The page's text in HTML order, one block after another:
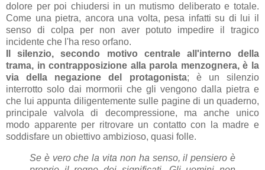
dolore per poi chiudersi in un mutismo deliberato e totale.
Come una pietra, ancora una volta, pesa infatti su di lui il
senso di colpa per non aver potuto impedire il tragico
incidente che l'ha reso orfano.
Il silenzio, secondo motivo centrale all'interno della
trama, in contrapposizione alla parola menzognera, è la
via della negazione del protagonista; è un silenzio
interrotto solo dai mormorii che gli vengono dalla pietra e
che lui appunta diligentemente sulle pagine di un quaderno,
principale valvola di decompressione, ma anche unico
modo apparente per ritrovare un contatto con la madre e
soddisfare un obiettivo ambizioso, quasi folle.
Se è vero che la vita non ha senso, il pensiero è